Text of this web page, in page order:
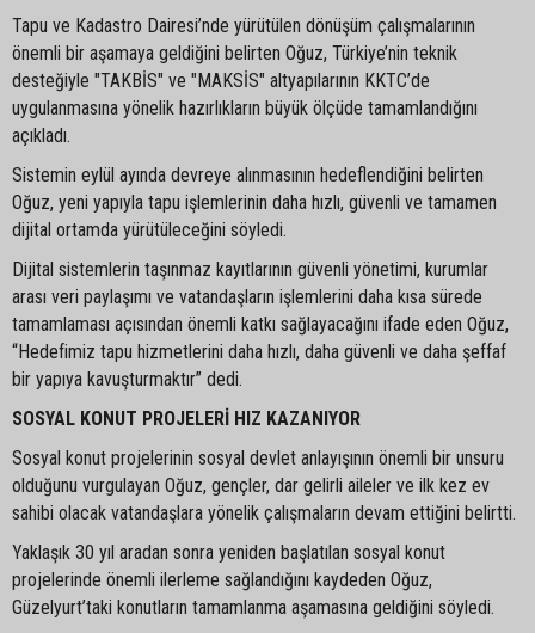
Tapu ve Kadastro Dairesi’nde yürütülen dönüşüm çalışmalarının
önemli bir aşamaya geldiğini belirten Oğuz, Türkiye’nin teknik
desteğiyle "TAKBİS" ve "MAKSİS" altyapılarının KKTC’de
uygulanmasına yönelik hazırlıkların büyük ölçüde tamamlandığını
açıkladı.
Sistemin eylül ayında devreye alınmasının hedeflendiğini belirten
Oğuz, yeni yapıyla tapu işlemlerinin daha hızlı, güvenli ve tamamen
dijital ortamda yürütüleceğini söyledi.
Dijital sistemlerin taşınmaz kayıtlarının güvenli yönetimi, kurumlar
arası veri paylaşımı ve vatandaşların işlemlerini daha kısa sürede
tamamlaması açısından önemli katkı sağlayacağını ifade eden Oğuz,
“Hedefimiz tapu hizmetlerini daha hızlı, daha güvenli ve daha şeffaf
bir yapıya kavuşturmaktır” dedi.
SOSYAL KONUT PROJELERİ HIZ KAZANIYOR
Sosyal konut projelerinin sosyal devlet anlayışının önemli bir unsuru
olduğunu vurgulayan Oğuz, gençler, dar gelirli aileler ve ilk kez ev
sahibi olacak vatandaşlara yönelik çalışmaların devam ettiğini belirtti.
Yaklaşık 30 yıl aradan sonra yeniden başlatılan sosyal konut
projelerinde önemli ilerleme sağlandığını kaydeden Oğuz,
Güzelyurt’taki konutların tamamlanma aşamasına geldiğini söyledi.